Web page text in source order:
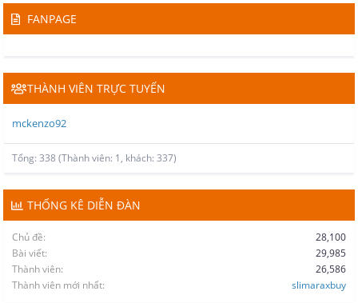
FANPAGE
THÀNH VIÊN TRỰC TUYẾN
mckenzo92
Tổng: 338 (Thành viên: 1, khách: 337)
THỐNG KÊ DIỄN ĐÀN
Chủ đề
28,100
Bài viết
29,985
Thành viên
26,586
Thành viên mới nhất
slimaraxbuy